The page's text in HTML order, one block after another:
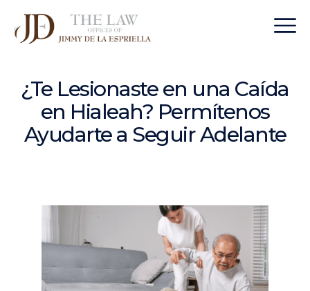
¿Te Lesionaste en una Caída
en Hialeah? Permítenos
Ayudarte a Seguir Adelante